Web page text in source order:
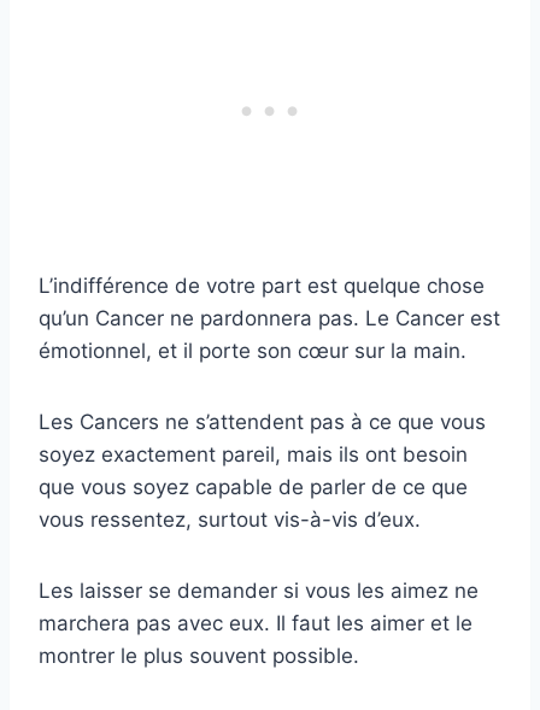
L’indifférence de votre part est quelque chose
qu’un Cancer ne pardonnera pas. Le Cancer est
émotionnel, et il porte son cœur sur la main.
Les Cancers ne s’attendent pas à ce que vous
soyez exactement pareil, mais ils ont besoin
que vous soyez capable de parler de ce que
vous ressentez, surtout vis-à-vis d’eux.
Les laisser se demander si vous les aimez ne
marchera pas avec eux. Il faut les aimer et le
montrer le plus souvent possible.